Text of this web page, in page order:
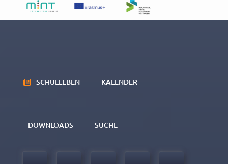
SCHULLEBEN KALENDER
DOWNLOADS SUCHE